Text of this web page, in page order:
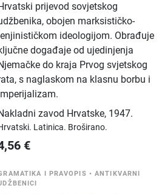
prijevod sovjetskog
obojen marksističko-
lenjinističkom ideologijom. Obrađuje
događaje od ujedinjenja
do kraja Prvog svjetskog
s naglaskom na klasnu borbu i
zavod Hrvatske, 1947.
Latinica. Broširano.
€
I PRAVOPIS •ANTIKVARNI